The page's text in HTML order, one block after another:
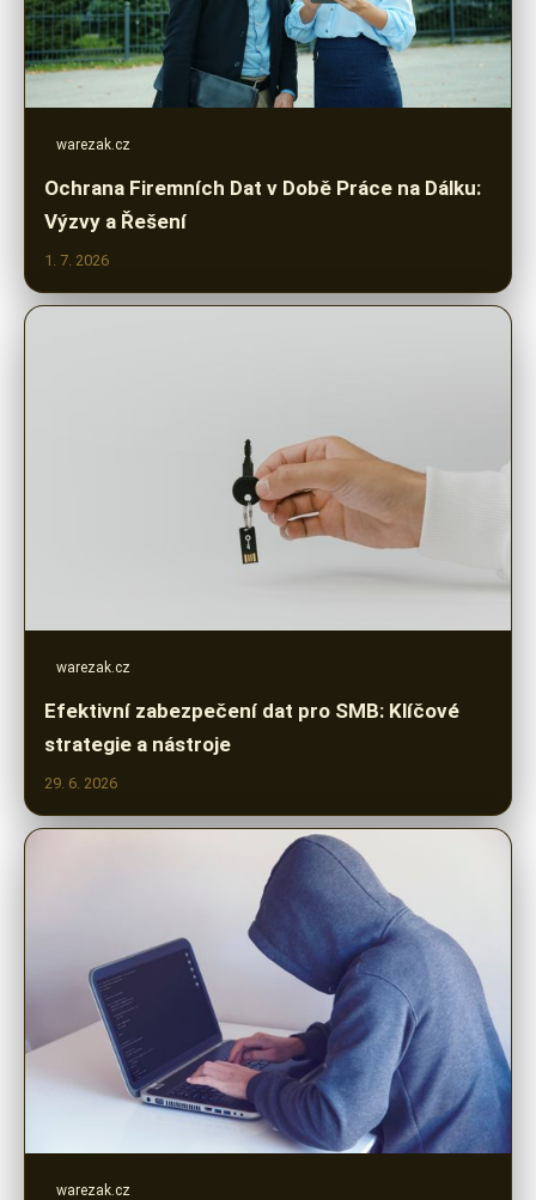
warezak.cz
Ochrana Firemních Dat v Době Práce na Dálku:
Výzvy a Řešení
1. 7. 2026
warezak.cz
Efektivní zabezpečení dat pro SMB: Klíčové
strategie a nástroje
29. 6. 2026
warezak.cz